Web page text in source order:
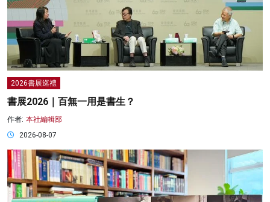
2026書展巡禮
書展2026｜百無一用是書生？
作者: 本社編輯部
2026-08-07